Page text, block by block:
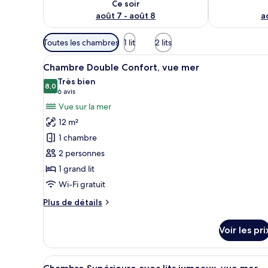
Ce soir
août 7 - août 8
Filtres
disponibles
pour
les
chambres
Toutes les chambres 1 lit 2 lits
Afficher
toutes
les
photos
pour
ce
type
de
chambre :
Chambre
Double
mer
Une chambre d’hôtel avec
7
Chambre Double Confort, vue mer
8,08,0 sur 10
Très bien
6 avis
(6 avis)
Vue sur la mer
12 m²
1 chambre
2 personnes
1 grand lit
Wi-Fi gratuit
Plus de détails
Plus
le
type
Voir les
Afficher
Une chambre d’hôtel avec